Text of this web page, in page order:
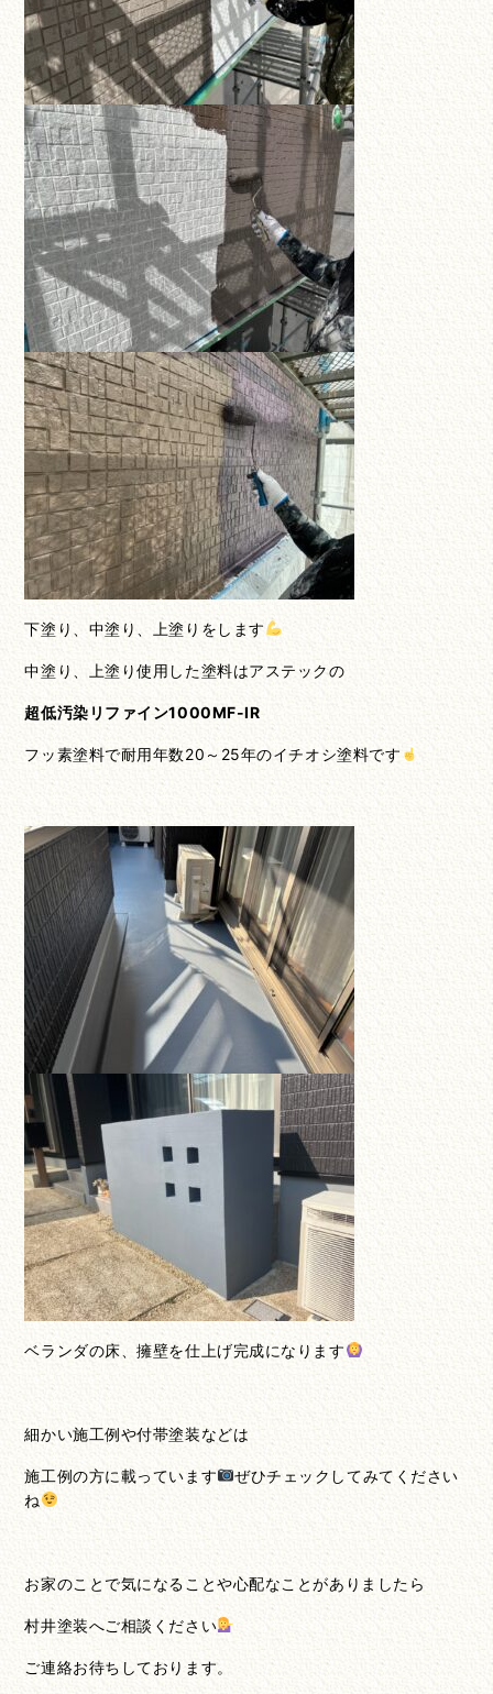
下塗り、中塗り、上塗りをします
中塗り、上塗り使用した塗料はアステックの
超低汚染リファイン1000MF-IR
フッ素塗料で耐用年数20～25年のイチオシ塗料です
ベランダの床、擁壁を仕上げ完成になります
細かい施工例や付帯塗装などは
施工例の方に載っています
ぜひチェックしてみてください
ね
お家のことで気になることや心配なことがありましたら
村井塗装へご相談ください
ご連絡お待ちしております。